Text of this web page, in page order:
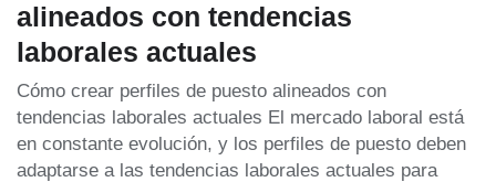
alineados con tendencias
laborales actuales
Cómo crear perfiles de puesto alineados con
tendencias laborales actuales El mercado laboral está
en constante evolución, y los perfiles de puesto deben
adaptarse a las tendencias laborales actuales para